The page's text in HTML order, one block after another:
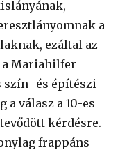
a
ezáltal az
Mariahilfer
szín- és építészi
a válasz a 10-es
kérdésre.
frappáns